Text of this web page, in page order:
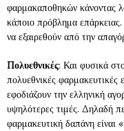
φαρμακαποθηκών κάνοντας
κάποιο πρόβλημα
να εξαιρεθούν από την
Πολυεθνικές: Και φυσικά
πολυεθνικές φαρμακευτικές
εφοδιάζουν την ελληνική
υψηλότερες τιμές. Δηλαδή
φαρμακευτική δαπάνη είναι